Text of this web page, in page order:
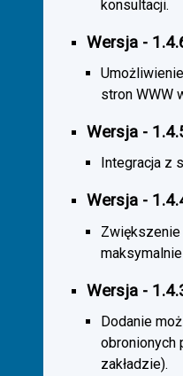
konsultacji.
Wersja -
stron WWW
Wersja -
Integracja z
Wersja -
Wersja -
Dodanie
obronionych
zakładzie).